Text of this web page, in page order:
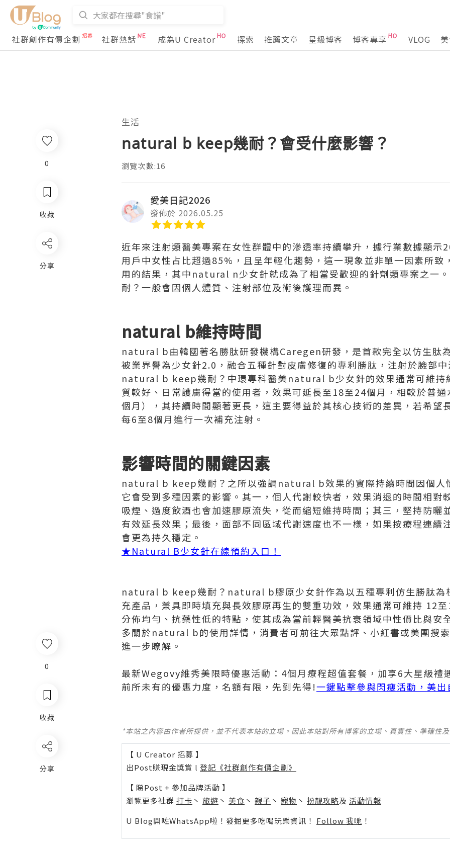
社群創作有價企劃 社群熱話 成為U Creator 探索 推薦文章 星級博客 博客專享 VLOG
0
收藏
分享
生活
natural b keep幾耐？會受什麼影響？
瀏覽次數:16
愛美日記2026
發佈於 2026.05.25
近年來注射類醫美專案在女性群體中的滲透率持續攀升，據行業數據顯示
用戶中女性占比超過85%，且呈年輕化趨勢，這一現象並非單一因素所致
用的結果，其中natural n少女針就成為了相當受歡迎的針劑類專案之
耐？一般會因個人體質、注射部位及術後護理而異。
natural b維持時間
natural b由韓國著名勝肽研發機構Caregen研發，是首款完全以仿生肽
被業界譽為少女針2.0，融合五種針對皮膚修復的專利勝肽，注射於臉部
natural b keep幾耐？中環專科醫美natural b少女針的效果通常可維持
質較好、日常護膚得當的使用者，效果可延長至18至24個月，相較於普
個月），其持續時間顯著更長，這主要得益於其核心技術的差異，若希望
每6至8個月進行一次補充注射。
影響時間的關鍵因素
natural b keep幾耐？之所以強調natural b效果的實際持續時間因個人
它會受到多種因素的影響。其一，個人代謝較快者，效果消退的時間相對
吸煙、過度飲酒也會加速膠原流失，從而縮短維持時間；其三，堅持防曬
有效延長效果；最後，面部不同區域代謝速度也不一樣，如果按療程連續
會更為持久穩定。
★Natural B少女針在線預約入口！
natural b keep幾耐？natural b膠原少女針作為以五種專利仿生勝肽為
充產品，兼具即時填充與長效膠原再生的雙重功效，效果通常可維持 12
分佈均勻、抗藥性低的特點，使其成為當前輕醫美抗衰領域中性價比與安
多關於natural b的使用詳情，消費者可前往大眾點評、小紅書或美團搜
進一步瞭解。
最新Wegovy維秀美限時優惠活動：4個月療程超值套餐，加享6大星級禮
前所未有的優惠力度，名額有限，先到先得!一鍵點擊參與閃瘦活動，美
*本站之內容由作者所提供，並不代表本站的立場。因此本站對所有博客的立場、真實性、準確性
【 U Creator 招募 】
出Post賺現金獎賞 l 登記《社群創作有價企劃》
【 睇Post + 參加品牌活動 】
瀏覽更多社群 打卡 丶 旅遊 丶 美食 丶 親子 丶 寵物 丶 扮靚攻略及 活動情報
U Blog開咗WhatsApp啦！發掘更多吃喝玩樂資訊！ Follow 我哋 ！
0
收藏
分享